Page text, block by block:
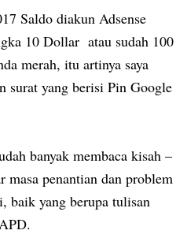
Saldo diakun Adsense
10 Dollar atau sudah 100
merah, itu artinya saya
surat yang berisi Pin Google
banyak membaca kisah –
masa penantian dan problem
baik yang berupa tulisan